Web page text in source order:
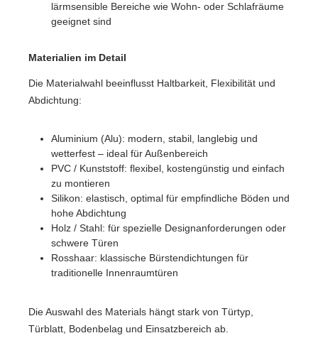
lärmsensible Bereiche wie Wohn- oder Schlafräume
geeignet sind
Materialien im Detail
Die Materialwahl beeinflusst Haltbarkeit, Flexibilität und
Abdichtung:
Aluminium (Alu): modern, stabil, langlebig und
wetterfest – ideal für Außenbereich
PVC / Kunststoff: flexibel, kostengünstig und einfach
zu montieren
Silikon: elastisch, optimal für empfindliche Böden und
hohe Abdichtung
Holz / Stahl: für spezielle Designanforderungen oder
schwere Türen
Rosshaar: klassische Bürstendichtungen für
traditionelle Innenraumtüren
Die Auswahl des Materials hängt stark von Türtyp,
Türblatt, Bodenbelag und Einsatzbereich ab.